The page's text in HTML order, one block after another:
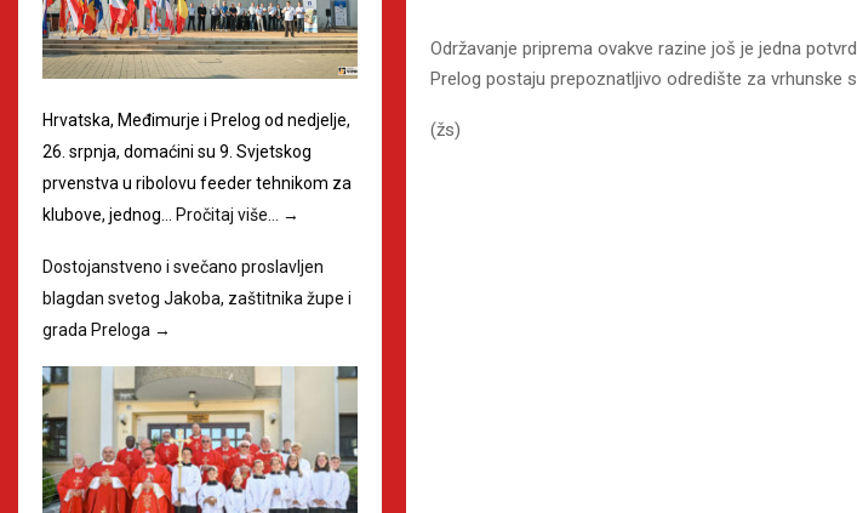
Održavanje priprema ovakve razine još je jedna
Prelog postaju prepoznatljivo odredište za vrhunske
(žs)
Hrvatska, Međimurje i Prelog od nedjelje,
26. srpnja, domaćini su 9. Svjetskog
prvenstva u ribolovu feeder tehnikom za
klubove, jednog…
Pročitaj više… →
Dostojanstveno i svečano proslavljen
blagdan svetog Jakoba, zaštitnika župe i
grada Preloga →